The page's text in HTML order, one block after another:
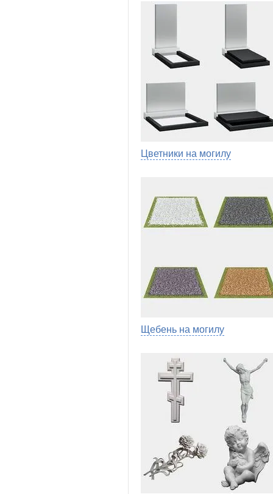
Цветники на могилу
Щебень на могилу